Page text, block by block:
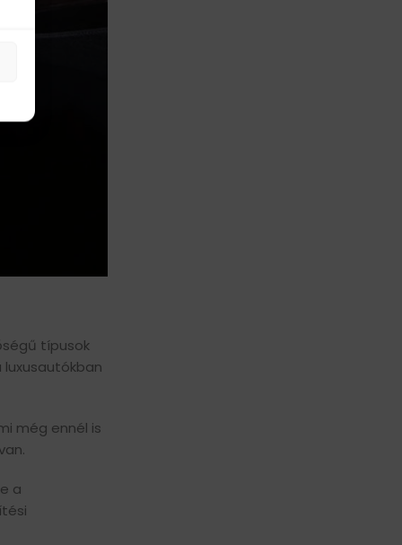
típusok
még ennél is
a